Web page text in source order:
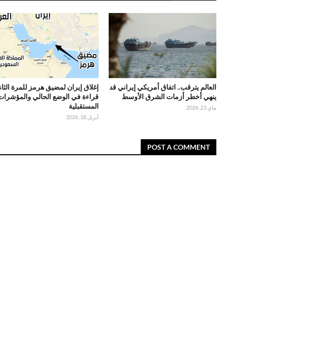
العالم يترقب.. اتفاق أمريكي إيراني قد
ينهي أخطر أزمات الشرق الأوسط
ماي 23, 2026
إغلاق إيران لمضيق هرمز للمرة
قراءة في الوضع الحالي
المستقبلية
أبريل 18, 2026
POST A COMMENT